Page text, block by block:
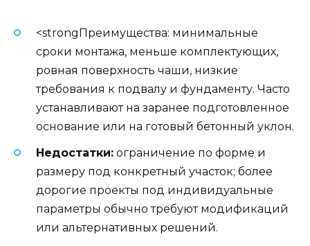
<strongПреимущества: минимальные
сроки монтажа, меньше комплектующих,
ровная поверхность чаши, низкие
требования к подвалу и фундаменту. Часто
устанавливают на заранее подготовленное
основание или на готовый бетонный уклон.
Недостатки: ограничение по форме и
размеру под конкретный участок; более
дорогие проекты под индивидуальные
параметры обычно требуют модификаций
или альтернативных решений.